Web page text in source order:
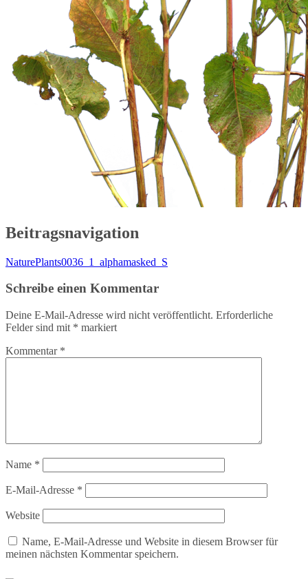
Beitragsnavigation
NaturePlants0036_1_alphamasked_S
Schreibe einen Kommentar
Deine E-Mail-Adresse wird nicht veröffentlicht. Erforderliche
Felder sind mit * markiert
Kommentar *
Name *
E-Mail-Adresse *
Website
Name, E-Mail-Adresse und Website in diesem Browser für
meinen nächsten Kommentar speichern.